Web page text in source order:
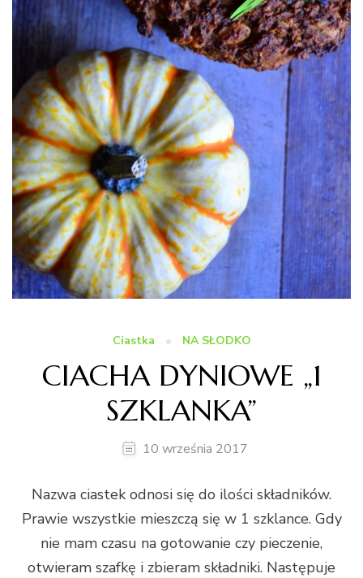
Ciastka NA SŁODKO
CIACHA DYNIOWE „1
SZKLANKA”
10 września 2017
Nazwa ciastek odnosi się do ilości składników.
Prawie wszystkie mieszczą się w 1 szklance. Gdy
nie mam czasu na gotowanie czy pieczenie,
otwieram szafkę i zbieram składniki. Następuje